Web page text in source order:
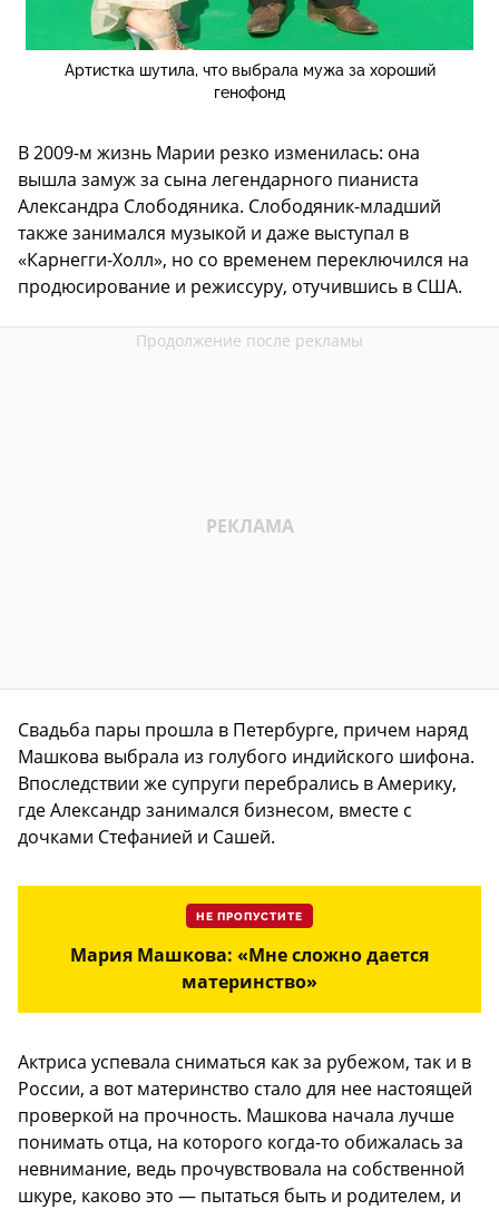
Артистка шутила, что выбрала мужа за хороший
генофонд
В 2009-м жизнь Марии резко изменилась: она
вышла замуж за сына легендарного пианиста
Александра Слободяника. Слободяник-младший
также занимался музыкой и даже выступал в
«Карнегги-Холл», но со временем переключился на
продюсирование и режиссуру, отучившись в США.
Свадьба пары прошла в Петербурге, причем наряд
Машкова выбрала из голубого индийского шифона.
Впоследствии же супруги перебрались в Америку,
где Александр занимался бизнесом, вместе с
дочками Стефанией и Сашей.
НЕ ПРОПУСТИТЕ
Мария Машкова: «Мне сложно дается
материнство»
Актриса успевала сниматься как за рубежом, так и в
России, а вот материнство стало для нее настоящей
проверкой на прочность. Машкова начала лучше
понимать отца, на которого когда-то обижалась за
невнимание, ведь прочувствовала на собственной
шкуре, каково это — пытаться быть и родителем, и